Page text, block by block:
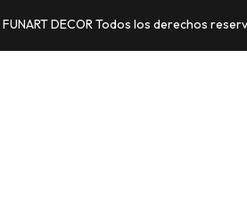
DECOR Todos los derechos